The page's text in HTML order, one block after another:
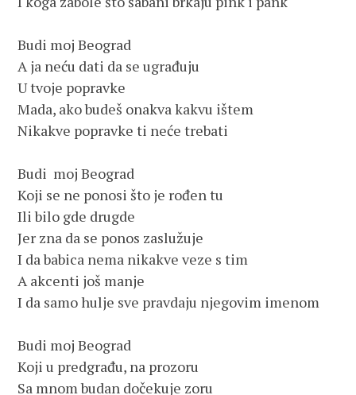
Budi moj Beograd
A ja neću dati da se ugrađuju
U tvoje popravke
Mada, ako budeš onakva kakvu ištem
Nikakve popravke ti neće trebati
Budi  moj Beograd
Koji se ne ponosi što je rođen tu
Ili bilo gde drugde
Jer zna da se ponos zaslužuje
I da babica nema nikakve veze s tim
A akcenti još manje
I da samo hulje sve pravdaju njegovim imenom
Budi moj Beograd
Koji u predgrađu, na prozoru
Sa mnom budan dočekuje zoru